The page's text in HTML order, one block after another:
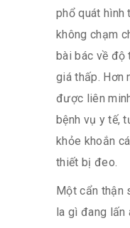
phổ quát hình
không chạm
bài bác về độ
giá thấp. Hơn
được liên
bệnh vụ y tế,
khỏe khoắn
thiết bị đeo.
Một cẩn thận
la gì đang lấn